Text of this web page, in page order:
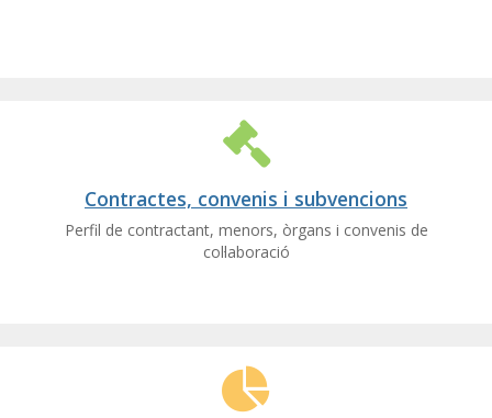
Contractes, convenis i subvencions
Perfil de contractant, menors, òrgans i convenis de
col·laboració